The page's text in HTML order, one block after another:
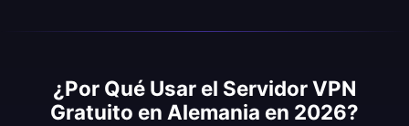
¿Por Qué Usar el Servidor VPN
Gratuito en Alemania en 2026?